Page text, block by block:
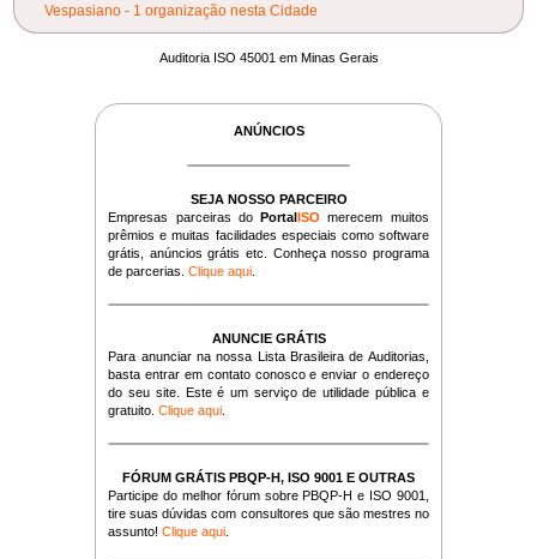
Vespasiano - 1 organização nesta Cidade
Auditoria ISO 45001 em Minas Gerais
ANÚNCIOS
SEJA NOSSO PARCEIRO
Empresas parceiras doPortalISO merecem muitos
prêmios e muitas facilidades especiais como software
grátis, anúncios grátis etc. Conheça nosso programa
de parcerias.Clique aqui
ANUNCIE GRÁTIS
Para anunciar na nossa Lista Brasileira de Auditorias,
basta entrar em contato conosco e enviar o endereço
do seu site. Este é um serviço de utilidade pública e
gratuito.Clique aqui
FÓRUM GRÁTIS PBQP-H, ISO 9001 E OUTRAS
Participe do melhor fórum sobre PBQP-H e ISO 9001,
tire suas dúvidas com consultores que são mestres no
assunto!Clique aqui